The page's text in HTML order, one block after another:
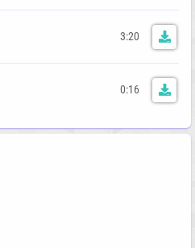
3:20
0:16